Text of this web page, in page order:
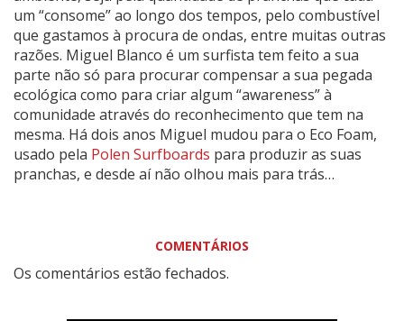
um “consome” ao longo dos tempos, pelo combustível
que gastamos à procura de ondas, entre muitas outras
razões. Miguel Blanco é um surfista tem feito a sua
parte não só para procurar compensar a sua pegada
ecológica como para criar algum “awareness” à
comunidade através do reconhecimento que tem na
mesma. Há dois anos Miguel mudou para o Eco Foam,
usado pela Polen Surfboards para produzir as suas
pranchas, e desde aí não olhou mais para trás…
COMENTÁRIOS
Os comentários estão fechados.